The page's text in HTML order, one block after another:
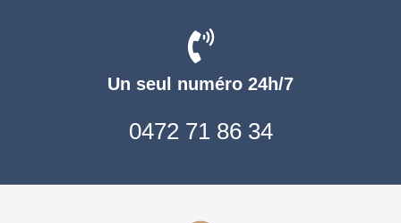
Un seul numéro 24h/7
0472 71 86 34